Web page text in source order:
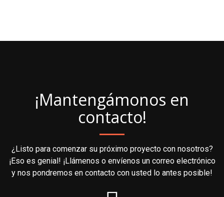
¡Mantengámonos en
contacto!
¿Listo para comenzar su próximo proyecto con nosotros?
¡Eso es genial! ¡Llámenos o envíenos un correo electrónico
y nos pondremos en contacto con usted lo antes posible!